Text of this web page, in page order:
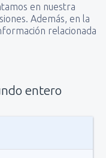
en nuestra
Además, en la
relacionada
entero